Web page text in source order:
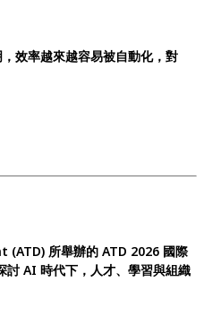
效率越來越容易被自動化，對
所舉辦的 ATD 2026 國際
討 AI 時代下，人才、學習與組織